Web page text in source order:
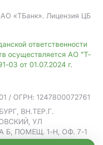
«ТБанк». Лицензия ЦБ
ответственности
осуществляется АО "Т-
03 от 01.07.2024 г.
/ ОГРН: 1247800072761
ВН.ТЕР.Г.
УЛ
Б, ПОМЕЩ. 1-Н, ОФ. 7-1